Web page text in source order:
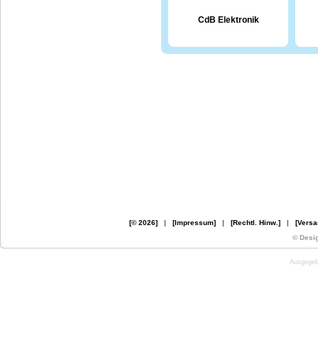
CdB Elektronik
[© 2026] | [Impressum] | [Rechtl. Hinw.] |
©